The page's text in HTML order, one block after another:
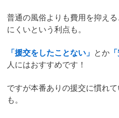
普通の風俗よりも費用を抑え
にくいという利点も。
「援交をしたことない」 とか
人にはおすすめです！
ですが本番ありの援交に慣れ
も。